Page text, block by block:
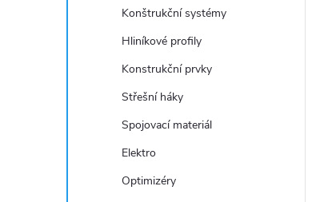
Konštrukční systémy
Hliníkové profily
Konstrukční prvky
Střešní háky
Spojovací materiál
Elektro
Optimizéry